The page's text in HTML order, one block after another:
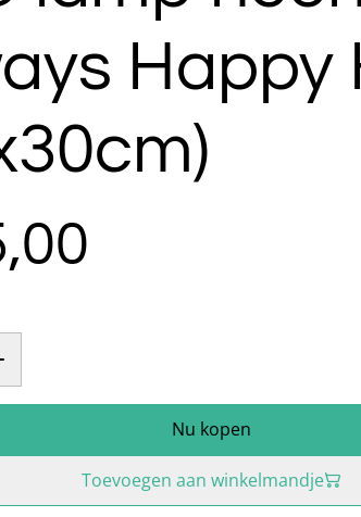
Happy
Nu kopen
Toevoegen aan winkelmandje